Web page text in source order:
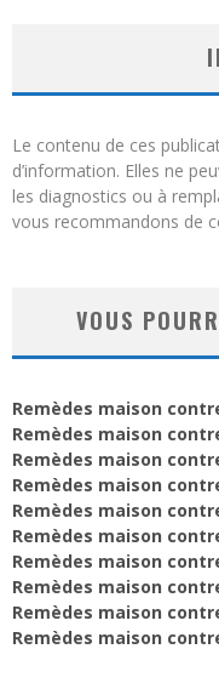
Le contenu de ces
d’information. Elles ne
les diagnostics ou à
vous recommandons de
VOUS
Remèdes maison
Remèdes maison
Remèdes maison
Remèdes maison
Remèdes maison
Remèdes maison
Remèdes maison
Remèdes maison
Remèdes maison
Remèdes maison